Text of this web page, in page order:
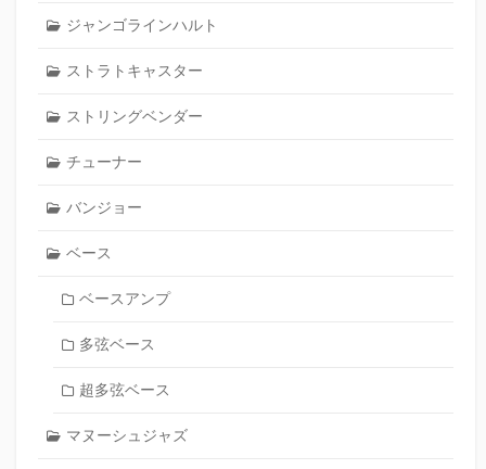
ジャンゴラインハルト
ストラトキャスター
ストリングベンダー
チューナー
バンジョー
ベース
ベースアンプ
多弦ベース
超多弦ベース
マヌーシュジャズ